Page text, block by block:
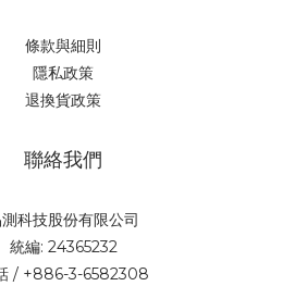
條款與細則
隱私政策
退換貨政策
聯絡我們
科技股份有限公司
統編: 24365232
/ +886-3-6582308